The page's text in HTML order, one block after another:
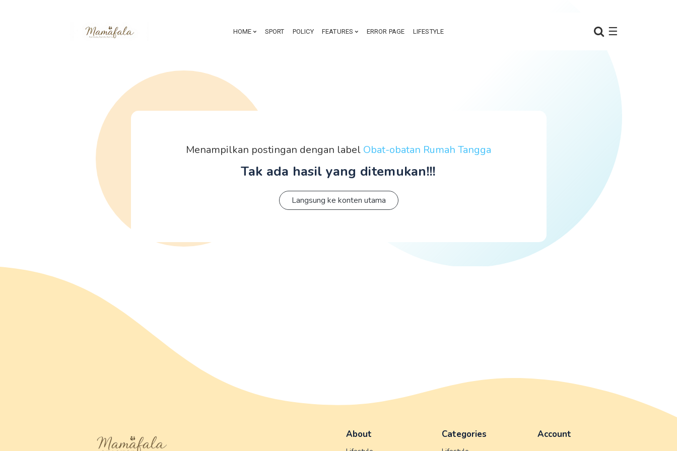
☰
HOME SPORT POLICY FEATURES ERROR PAGE LIFESTYLE
Menampilkan postingan dengan label Obat-obatan Rumah Tangga
Tak ada hasil yang ditemukan!!!
Langsung ke konten utama
About Categories Account